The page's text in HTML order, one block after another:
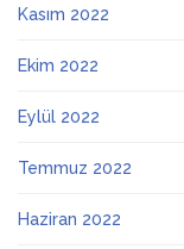
Kasım 2022
Ekim 2022
Eylül 2022
Temmuz 2022
Haziran 2022